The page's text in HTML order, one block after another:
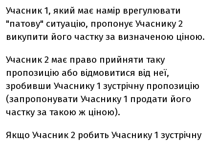
Учасник 1, який має намір врегулювати
"патову" ситуацію, пропонує Учаснику 2
викупити його частку за визначеною ціною.
Учасник 2 має право прийняти таку
пропозицію або відмовитися від неї,
зробивши Учаснику 1 зустрічну пропозицію
(запропонувати Учаснику 1 продати його
частку за такою ж ціною).
Якщо Учасник 2 робить Учаснику 1 зустрічну